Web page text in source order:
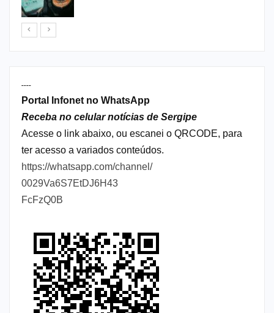
----
Portal Infonet no WhatsApp
Receba no celular notícias de Sergipe
Acesse o link abaixo, ou escanei o QRCODE, para
ter acesso a variados conteúdos.
https://whatsapp.com/channel/
0029Va6S7EtDJ6H43
FcFzQ0B